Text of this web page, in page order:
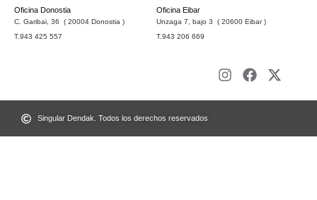
Oficina Donostia
C. Garibai, 36 ( 20004 Donostia )
T.943 425 557
Oficina Eibar
Unzaga 7, bajo 3 ( 20600 Eibar )
T.943 206 669
Singular Dendak. Todos los derechos reservados